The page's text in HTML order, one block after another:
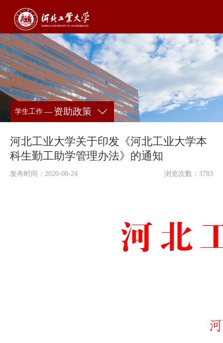
学生工作— 资助政策
河北工业大学关于印发《河北工业大学本
科生勤工助学管理办法》的通知
发布时间：2020-08-24 浏览次数： 3783